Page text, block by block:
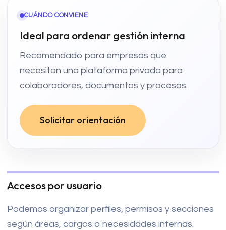
CUÁNDO CONVIENE
Ideal para ordenar gestión interna
Recomendado para empresas que
necesitan una plataforma privada para
colaboradores, documentos y procesos.
Solicitar orientación
Accesos por usuario
Podemos organizar perfiles, permisos y secciones
según áreas, cargos o necesidades internas.